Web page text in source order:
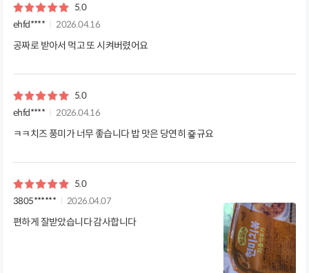
5.0
ehfd****
2026.04.16
공짜로 받아서 먹고 또 시켜버렸어요
5.0
ehfd****
2026.04.16
ㅋㅋ치즈 풍미가 너무 좋습니다 밥 맛은 당연히 죻규요
5.0
3805******
2026.04.07
편하게 잘받았습니다 감사합니다